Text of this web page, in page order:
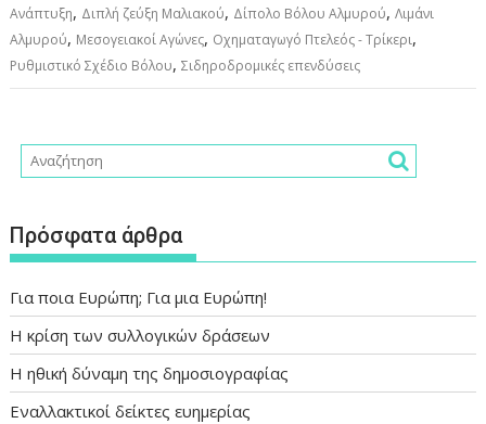
Ανάπτυξη, Διπλή ζεύξη Μαλιακού, Δίπολο Βόλου Αλμυρού,Λιμάνι
Αλμυρού, Μεσογειακοί Αγώνες, Οχηματαγωγό Πτελεός - Τρίκερι,
Ρυθμιστικό Σχέδιο Βόλου,Σιδηροδρομικές επενδύσεις
Πρόσφατα άρθρα
Για ποια Ευρώπη; Για μια Ευρώπη!
Η κρίση των συλλογικών δράσεων
Η ηθική δύναμη της δημοσιογραφίας
Εναλλακτικοί δείκτες ευημερίας